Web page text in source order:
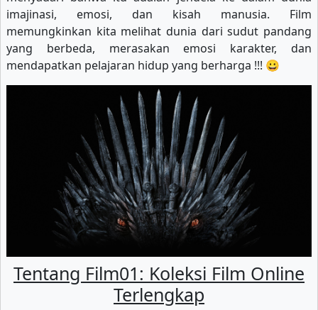
imajinasi, emosi, dan kisah manusia. Film
memungkinkan kita melihat dunia dari sudut pandang
yang berbeda, merasakan emosi karakter, dan
mendapatkan pelajaran hidup yang berharga !!! 😀
Tentang Film01: Koleksi Film Online
Terlengkap